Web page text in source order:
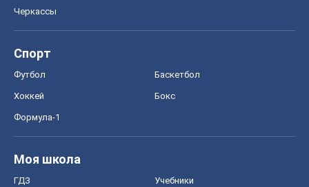
Черкассы
Спорт
Футбол Баскетбол
Хоккей Бокс
Формула-1
Моя школа
ГДЗ Учебники